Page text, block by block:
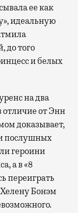
ее как
идеальную
до того
и белых
на два
отличие от Энн
доказывает,
послушных
героини
а в «8
переиграть
Бонэм